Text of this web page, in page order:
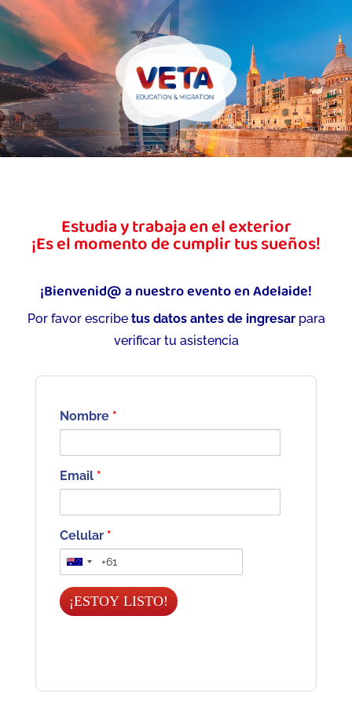
Estudia y trabaja en el exterior
¡Es el momento de cumplir tus sueños!
¡Bienvenid@ a nuestro evento en Adelaide!
Por favor escribetus datos antes de ingresar para
verificar tu asistencia
Nombre *
Email *
Celular *